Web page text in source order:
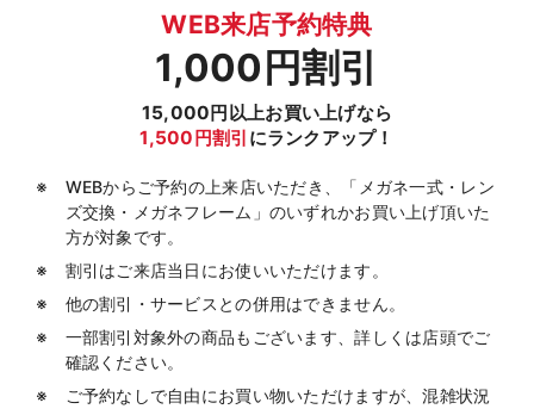
WEB来店予約特典
1,000円割引
15,000円以上お買い上げなら
1,500円割引 にランクアップ！
WEBからご予約の上来店いただき、「メガネ一式・レン
ズ交換・メガネフレーム」のいずれかお買い上げ頂いた
方が対象です。
割引はご来店当日にお使いいただけます。
他の割引・サービスとの併用はできません。
一部割引対象外の商品もございます、詳しくは店頭でご
確認ください。
ご予約なしで自由にお買い物いただけますが、混雑状況